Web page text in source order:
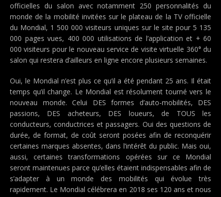
officielles du salon avec notamment 250 personnalités du
monde de la mobilité invitées sur le plateau de la TV officielle
du Mondial, 1 500 000 visiteurs uniques sur le site pour 5 135
000 pages vues, 400 000 utilisations de l’application et + 60
000 visiteurs pour le nouveau service de visite virtuelle 360° du
salon qui restera d’ailleurs en ligne encore plusieurs semaines.
Oui, le Mondial n’est plus ce qu’il a été pendant 25 ans. Il était
temps qu’il change. Le Mondial est résolument tourné vers le
nouveau monde. Celui DES formes d’auto-mobilités, DES
passions, DES acheteurs, DES loueurs, de TOUS les
conducteurs, conductrices et passagers. Oui des questions de
durée, de format, de coût seront posées afin de reconquérir
certaines marques absentes, dans l’intérêt du public. Mais oui,
aussi, certaines transformations opérées sur ce Mondial
seront maintenues parce qu’elles étaient indispensables afin de
s’adapter à un monde des mobilités qui évolue très
rapidement. Le Mondial célébrera en 2018 ses 120 ans et nous